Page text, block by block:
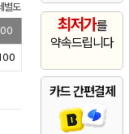
최저가를
약속드립니다
카드 간편결제
별도